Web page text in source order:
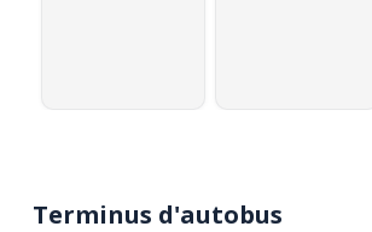
Terminus d'autobus